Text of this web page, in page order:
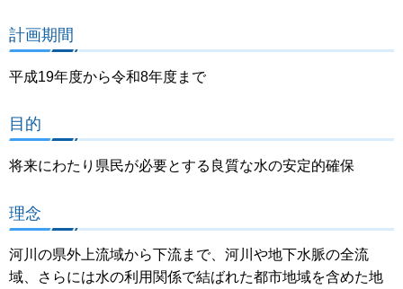
計画期間
平成19年度から令和8年度まで
目的
将来にわたり県民が必要とする良質な水の安定的確保
理念
河川の県外上流域から下流まで、河川や地下水脈の全流
域、さらには水の利用関係で結ばれた都市地域を含めた地